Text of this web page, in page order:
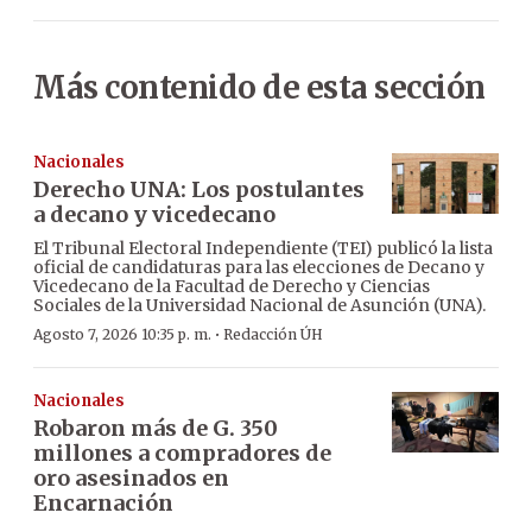
Más contenido de esta sección
Nacionales
Derecho UNA: Los postulantes
a decano y vicedecano
El Tribunal Electoral Independiente (TEI) publicó la lista
oficial de candidaturas para las elecciones de Decano y
Vicedecano de la Facultad de Derecho y Ciencias
Sociales de la Universidad Nacional de Asunción (UNA).
Agosto 7, 2026 10:35 p. m. · Redacción ÚH
Nacionales
Robaron más de G. 350
millones a compradores de
oro asesinados en
Encarnación